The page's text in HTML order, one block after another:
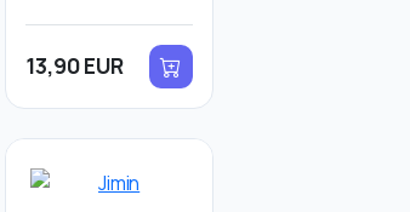
13,90 EUR